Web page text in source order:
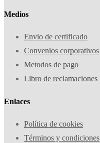
Medios
Envio de certificado
Convenios corporativos
Metodos de pago
Libro de reclamaciones
Enlaces
Política de cookies
Términos y condiciones